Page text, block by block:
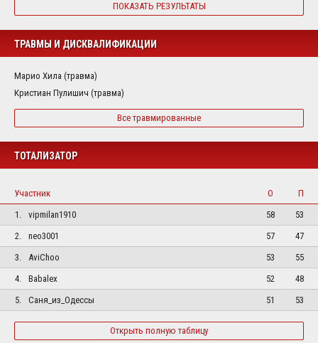
ПОКАЗАТЬ РЕЗУЛЬТАТЫ
ТРАВМЫ И ДИСКВАЛИФИКАЦИИ
Марио Хила (травма)
Кристиан Пулишич (травма)
Все травмированные
ТОТАЛИЗАТОР
Участник О
П
1.
vipmilan1910 58
53
2.
neo3001 57
47
3.
AviChoo 53
55
4.
Babalex 52
48
5.
Саня_из_Одессы 51 53
Открыть полную таблицу